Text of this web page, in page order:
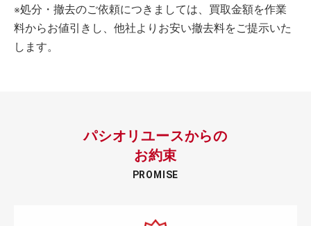
※処分・撤去のご依頼につきましては、買取金額を作業
料からお値引きし、他社よりお安い撤去料をご提示いた
します。
パシオリユースからの
お約束
PROMISE